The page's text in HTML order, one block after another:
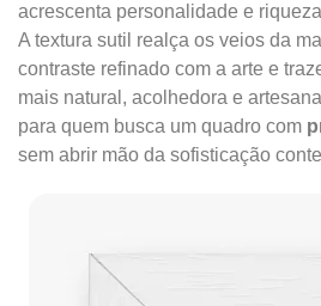
acrescenta personalidade e
A textura sutil realça os veios da
contraste refinado com a arte e
mais natural, acolhedora e
para quem busca um quadro com
sem abrir mão da sofisticação